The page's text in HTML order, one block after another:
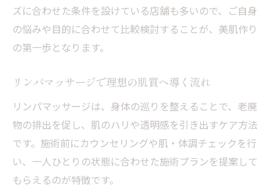
ズに合わせた条件を設けている店舗も多いので、ご自身
の悩みや目的に合わせて比較検討することが、美肌作り
の第一歩となります。
リンパマッサージで理想の肌質へ導く流れ
リンパマッサージは、身体の巡りを整えることで、老廃
物の排出を促し、肌のハリや透明感を引き出すケア方法
です。施術前にカウンセリングや肌・体調チェックを行
い、一人ひとりの状態に合わせた施術プランを提案して
もらえるのが特徴です。